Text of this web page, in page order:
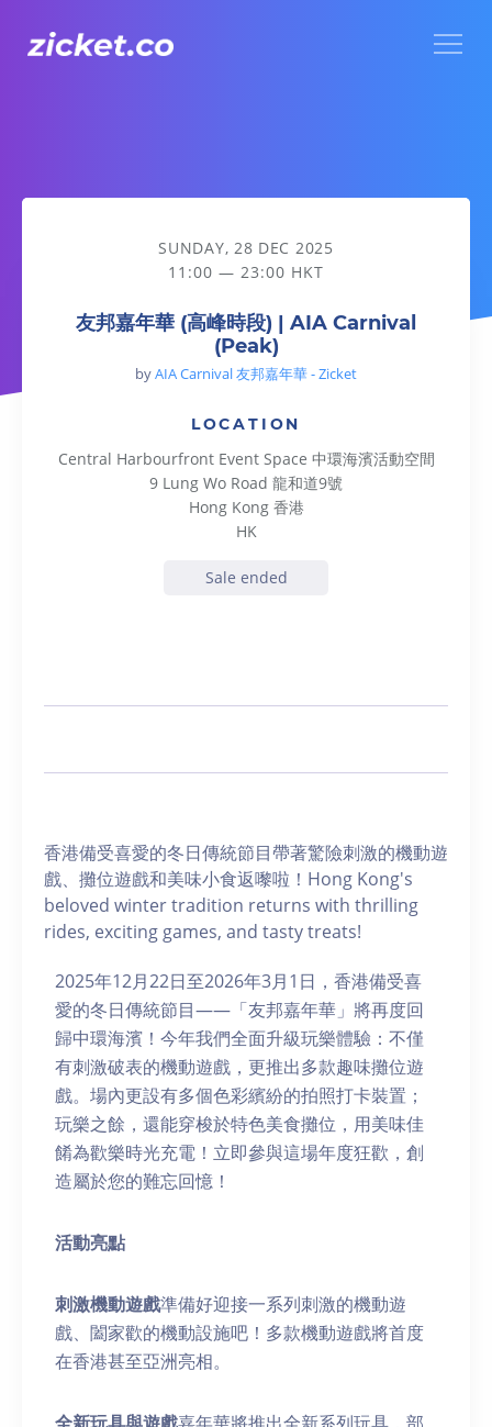
友邦嘉年華 (高峰時段) | AIA Carnival (Peak)
SUNDAY, 28 DEC 2025
11:00 — 23:00 HKT
友邦嘉年華 (高峰時段) | AIA Carnival
(Peak)
byAIA Carnival 友邦嘉年華 - Zicket
LOCATION
Central Harbourfront Event Space 中環海濱活動空間
9 Lung Wo Road 龍和道9號
Hong Kong 香港
HK
Sale ended
香港備受喜愛的冬日傳統節目帶著驚險刺激的機動遊
戲、攤位遊戲和美味小食返嚟啦！Hong Kong's
beloved winter tradition returns with thrilling
rides, exciting games, and tasty treats!
2025年12月22日至2026年3月1日，香港備受喜
愛的冬日傳統節目——「友邦嘉年華」將再度回
歸中環海濱！今年我們全面升級玩樂體驗：不僅
有刺激破表的機動遊戲，更推出多款趣味攤位遊
戲。場內更設有多個色彩繽紛的拍照打卡裝置；
玩樂之餘，還能穿梭於特色美食攤位，用美味佳
餚為歡樂時光充電！立即參與這場年度狂歡，創
造屬於您的難忘回憶！
活動亮點
刺激機動遊戲準備好迎接一系列刺激的機動遊
戲、闔家歡的機動設施吧！多款機動遊戲將首度
在香港甚至亞洲亮相。